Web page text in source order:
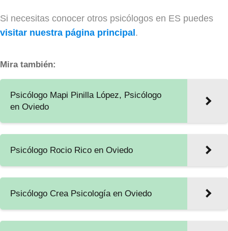
Si necesitas conocer otros psicólogos en ES puedes
visitar nuestra página principal.
Mira también:
Psicólogo Mapi Pinilla López, Psicólogo
en Oviedo
Psicólogo Rocio Rico en Oviedo
Psicólogo Crea Psicología en Oviedo